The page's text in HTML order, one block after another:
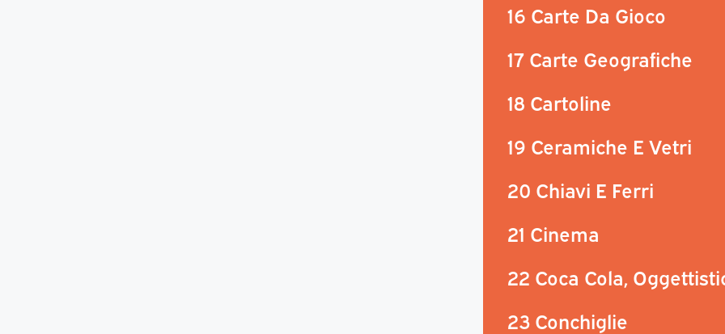
16 Carte Da Gioco
17 Carte Geografiche
18 Cartoline
19 Ceramiche E Vetri
20 Chiavi E Ferri
21 Cinema
22 Coca Cola,
23 Conchiglie